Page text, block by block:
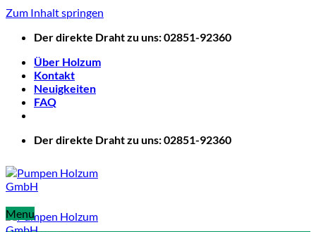
Zum Inhalt springen
Der direkte Draht zu uns: 02851-92360
Über Holzum
Kontakt
Neuigkeiten
FAQ
Der direkte Draht zu uns: 02851-92360
Menu